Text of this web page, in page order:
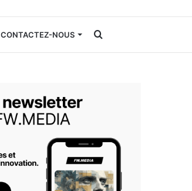
CONTACTEZ-NOUS Rechercher